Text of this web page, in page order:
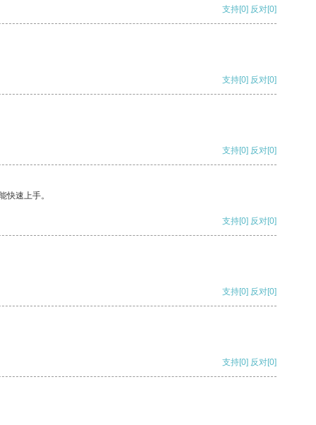
支持[0] 反对[0]
支持[0] 反对[0]
支持[0] 反对[0]
快速上手。
支持[0] 反对[0]
支持[0] 反对[0]
支持[0] 反对[0]